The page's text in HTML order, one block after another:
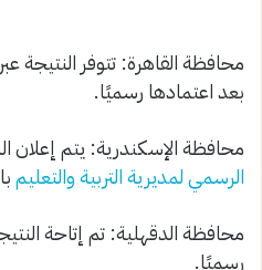
محافظة القاهرة: تتوفر النتيجة
بعد اعتمادها رسميًا.
محافظة الإسكندرية: يتم إعلان
الرسمي لمديرية التربية والتعليم
محافظة الدقهلية: تم إتاحة
رسميًا.